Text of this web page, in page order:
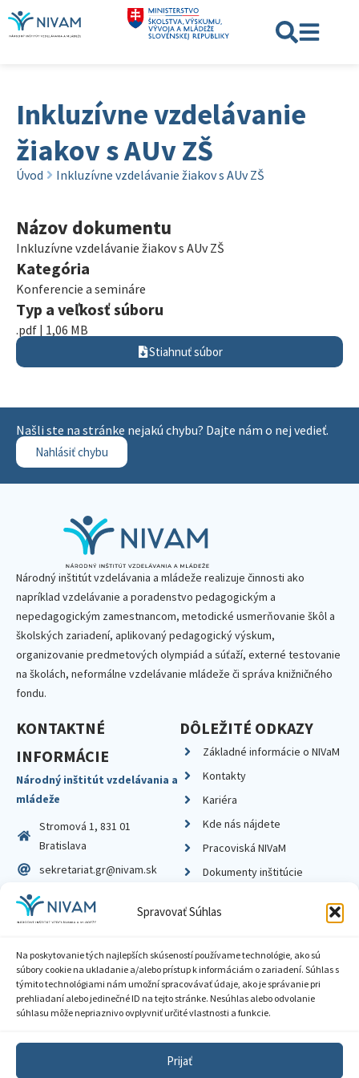
Spravovať Súhlas
Na poskytovanie tých najlepších skúseností používame technológie, ako sú
súbory cookie na ukladanie a/alebo prístup k informáciám o zariadení. Súhlas s
týmito technológiami nám umožní spracovávať údaje, ako je správanie pri
prehliadaní alebo jedinečné ID na tejto stránke. Nesúhlas alebo odvolanie
súhlasu môže nepriaznivo ovplyvniť určité vlastnosti a funkcie.
Prijať
Inkluzívne vzdelávanie
žiakov s AUv ZŠ
Úvod Inkluzívne vzdelávanie žiakov s AUv ZŠ
Názov dokumentu
Inkluzívne vzdelávanie žiakov s AUv ZŠ
Kategória
Konferencie a semináre
Typ a veľkosť súboru
.pdf | 1,06 MB
Stiahnuť súbor
Našli ste na stránke nejakú chybu? Dajte nám o nej vedieť.
Nahlásiť chybu
Národný inštitút vzdelávania a mládeže realizuje činnosti ako
napríklad vzdelávanie a poradenstvo pedagogickým a
nepedagogickým zamestnancom, metodické usmerňovanie škôl a
školských zariadení, aplikovaný pedagogický výskum,
organizovanie predmetových olympiád a súťaží, externé testovanie
na školách, neformálne vzdelávanie mládeže či správa knižničného
fondu.
KONTAKTNÉ
INFORMÁCIE
Národný inštitút vzdelávania a
mládeže
Stromová 1, 831 01
Bratislava
sekretariat.gr@nivam.sk
IČO: 00164348
DIČ: 2020798714
DÔLEŽITÉ ODKAZY
Základné informácie o NIVaM
Kontakty
Kariéra
Kde nás nájdete
Pracoviská NIVaM
Dokumenty inštitúcie
Zásady ochrany súkromia
Sprístupnenie informácií